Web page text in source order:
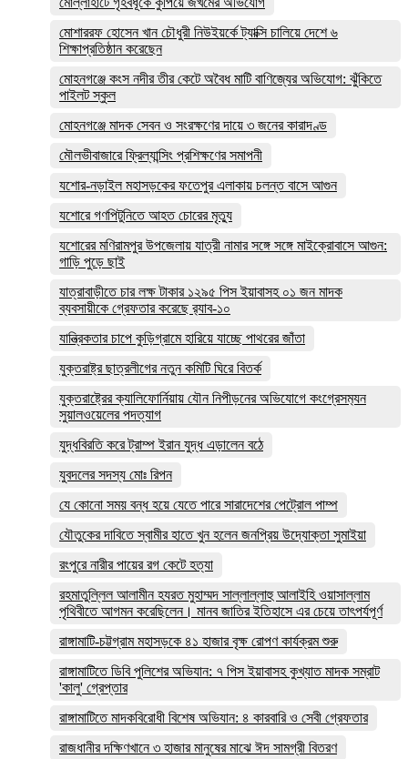
মোশাররফ হোসেন খান চৌধুরী নিউইয়র্কে ট্যাক্সি চালিয়ে দেশে ৬
শিক্ষাপ্রতিষ্ঠান করেছেন
মোহনগঞ্জে কংস নদীর তীর কেটে অবৈধ মাটি বাণিজ্যের অভিযোগ: ঝুঁকিতে
পাইলট স্কুল
মোহনগঞ্জে মাদক সেবন ও সংরক্ষণের দায়ে ৩ জনের কারাদণ্ড
মৌলভীবাজারে ফ্রিল্যান্সিং প্রশিক্ষণের সমাপনী
যশোর-নড়াইল মহাসড়কের ফতেপুর এলাকায় চলন্ত বাসে আগুন
যশোরে গণপিটুনিতে আহত চোরের মৃত্যু
যশোরের মণিরামপুর উপজেলায় যাত্রী নামার সঙ্গে সঙ্গে মাইক্রোবাসে আগুন:
গাড়ি পুড়ে ছাই
যাত্রাবাড়ীতে চার লক্ষ টাকার ১২৯৫ পিস ইয়াবাসহ ০১ জন মাদক
ব্যবসায়ীকে গ্রেফতার করেছে র‌্যাব-১০
যান্ত্রিকতার চাপে কুড়িগ্রামে হারিয়ে যাচ্ছে পাথরের জাঁতা
যুক্তরাষ্ট্র ছাত্রলীগের নতুন কমিটি ঘিরে বিতর্ক
যুক্তরাষ্ট্রের ক্যালিফোর্নিয়ায় যৌন নিপীড়নের অভিযোগে কংগ্রেসম‍্যন
সুয়ালওয়েলের পদত্যাগ
যুদ্ধবিরতি করে ট্রাম্প ইরান যুদ্ধ এড়ালেন বঠে
যুবদলের সদস্য মোঃ রিপন
যে কোনো সময় বন্ধ হয়ে যেতে পারে সারাদেশের পেট্রোল পাম্প
যৌতুকের দাবিতে স্বামীর হাতে খুন হলেন জনপ্রিয় উদ্যোক্তা সুমাইয়া
রংপুরে নারীর পায়ের রগ কেটে হত্যা
রহমাতুল্লিল আলামীন হযরত মুহাম্মদ সাল্লাল্লাহু আলাইহি ওয়াসাল্লাম
পৃথিবীতে আগমন করেছিলেন। মানব জাতির ইতিহাসে এর চেয়ে তাৎপর্যপূর্ণ
রাঙ্গামাটি-চট্টগ্রাম মহাসড়কে ৪১ হাজার বৃক্ষ রোপণ কার্যক্রম শুরু
রাঙ্গামাটিতে ডিবি পুলিশের অভিযান: ৭ পিস ইয়াবাসহ কুখ্যাত মাদক সম্রাট
'কালু' গ্রেপ্তার
রাঙ্গামাটিতে মাদকবিরোধী বিশেষ অভিযান: ৪ কারবারি ও সেবী গ্রেফতার
রাজধানীর দক্ষিণখানে ৩ হাজার মানুষের মাঝে ঈদ সামগ্রী বিতরণ